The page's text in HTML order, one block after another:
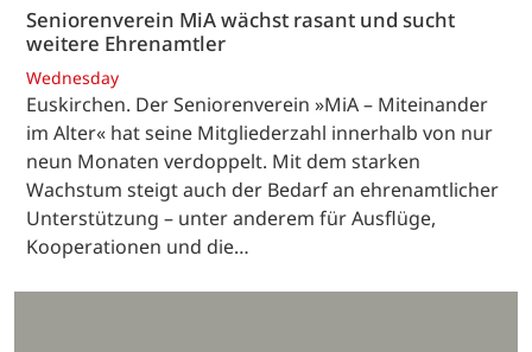
Seniorenverein MiA wächst rasant und sucht
weitere Ehrenamtler
Wednesday
Euskirchen. Der Seniorenverein »MiA – Miteinander
im Alter« hat seine Mitgliederzahl innerhalb von nur
neun Monaten verdoppelt. Mit dem starken
Wachstum steigt auch der Bedarf an ehrenamtlicher
Unterstützung – unter anderem für Ausflüge,
Kooperationen und die…